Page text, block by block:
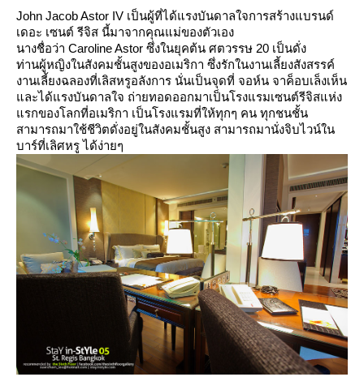
John Jacob Astor IV เป็นผู้ที่ได้แรงบันดาลใจการสร้างแบรนด์
เดอะ เซนต์ รีจิส นี้มาจากคุณแม่ของตัวเอง
นางชื่อว่า Caroline Astor ซึ่งในยุคต้น ศตวรรษ 20 เป็นดั่ง
ท่านผู้หญิงในสังคมชั้นสูงของอเมริกา ซึ่งรักในงานเลี้ยงสังสรรค์
งานเลี้ยงฉลองที่เลิสหรูอลังการ นั่นเป็นจุดที่ จอห์น จาค็อบเล็งเห็น
ละได้แรงบันดาลใจ ถ่ายทอดออกมาเป็นโรงแรมเซนต์รีจิสแห่ง
รกของโลกที่อเมริกา เป็นโรงแรมที่ให้ทุกๆ คน ทุกชนชั้น
สามารถมาใช้ชีวิตดั่งอยู่ในสังคมชั้นสูง สามารถมานั่งจิบไวน์ใน
บาร์ที่เลิศหรู ได้ง่ายๆ